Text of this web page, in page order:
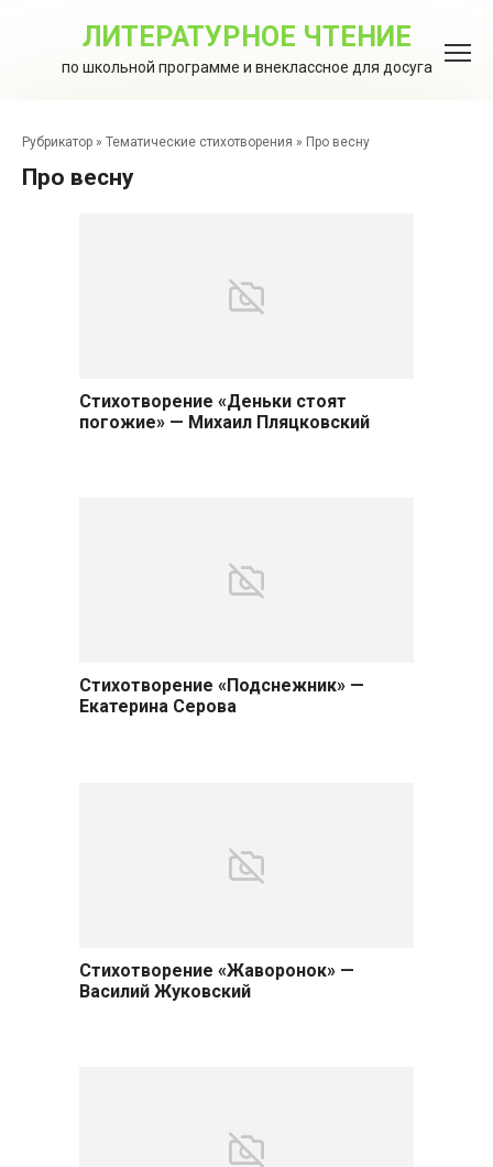
ЛИТЕРАТУРНОЕ ЧТЕНИЕ
по школьной программе и внеклассное для досуга
Рубрикатор » Тематические стихотворения » Про весну
Про весну
Стихотворение «Деньки стоят
погожие» — Михаил Пляцковский
Стихотворение «Подснежник» —
Екатерина Серова
Стихотворение «Жаворонок» —
Василий Жуковский